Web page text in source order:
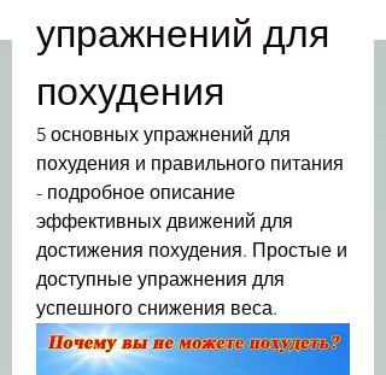
упражнений для
похудения
5 основных упражнений для
похудения и правильного питания
- подробное описание
эффективных движений для
достижения похудения. Простые и
доступные упражнения для
успешного снижения веса.